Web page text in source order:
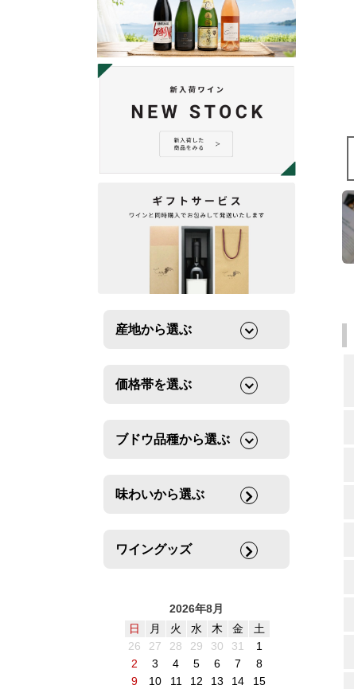
産地から選ぶ
価格帯を選ぶ
ブドウ品種から選ぶ
味わいから選ぶ
ワイングッズ
2026年8月
日
月 火 水 木 金
土
26
27 28 29 30 31
1
2
3 4 5 6 7
8
9
10 11 12 13 14
15